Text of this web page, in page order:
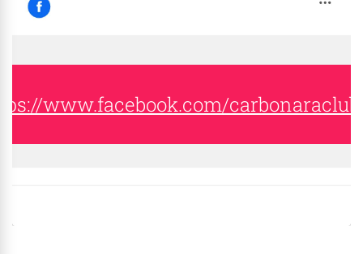
www.facebook.com/